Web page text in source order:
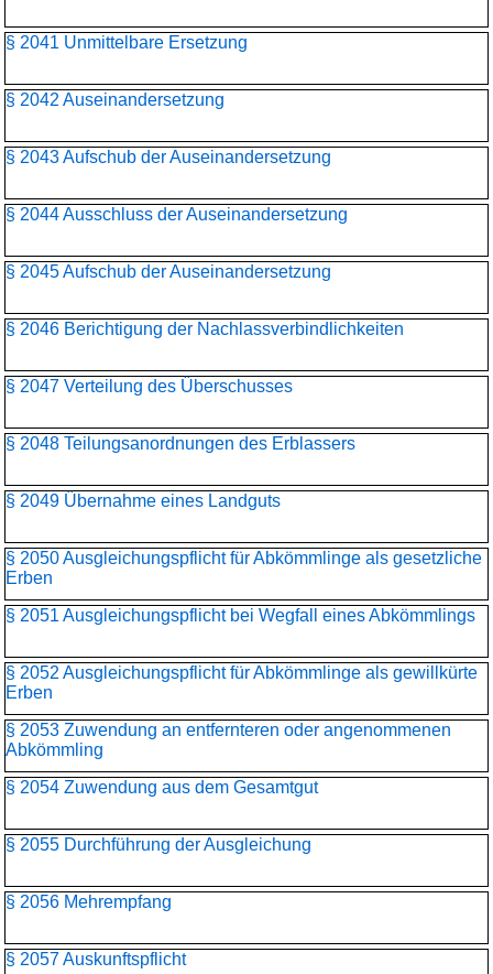
§ 2041 Unmittelbare Ersetzung
§ 2042 Auseinandersetzung
§ 2043 Aufschub der Auseinandersetzung
§ 2044 Ausschluss der Auseinandersetzung
§ 2045 Aufschub der Auseinandersetzung
§ 2046 Berichtigung der Nachlassverbindlichkeiten
§ 2047 Verteilung des Überschusses
§ 2048 Teilungsanordnungen des Erblassers
§ 2049 Übernahme eines Landguts
§ 2050 Ausgleichungspflicht für Abkömmlinge als gesetzliche
Erben
§ 2051 Ausgleichungspflicht bei Wegfall eines Abkömmlings
§ 2052 Ausgleichungspflicht für Abkömmlinge als gewillkürte
Erben
§ 2053 Zuwendung an entfernteren oder angenommenen
Abkömmling
§ 2054 Zuwendung aus dem Gesamtgut
§ 2055 Durchführung der Ausgleichung
§ 2056 Mehrempfang
§ 2057 Auskunftspflicht